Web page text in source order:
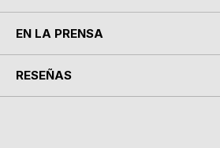
EN LA PRENSA
RESEÑAS